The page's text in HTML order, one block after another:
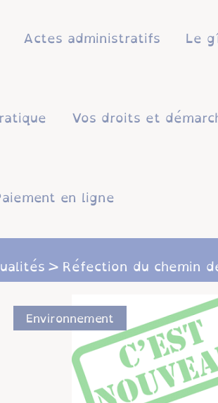
Actes administratifs Le
Vos droits et
en ligne
Réfection du chemin
Environnement